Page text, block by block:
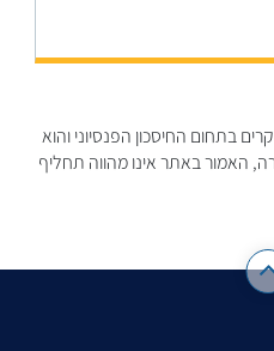
בתחום החיסכון הפנסיוני והוא
האמור באתר אינו מהווה תחליף